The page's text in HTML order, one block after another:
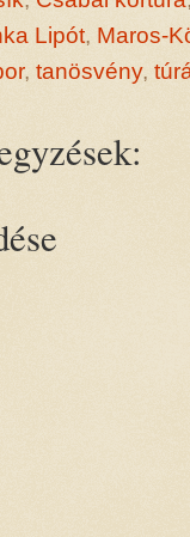
Lipót, Maros-
, tanösvény,